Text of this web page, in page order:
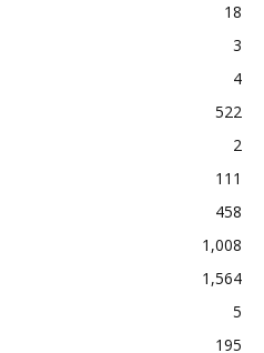
18
3
4
522
2
111
458
1,008
1,564
5
195